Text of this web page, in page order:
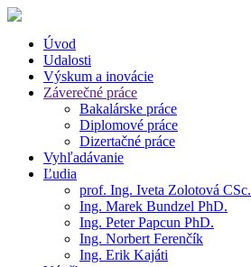
Úvod
Udalosti
Výskum a inovácie
Záverečné práce
Bakalárske práce
Diplomové práce
Dizertačné práce
Vyhľadávanie
Ľudia
prof. Ing. Iveta Zolotová CSc.
Ing. Marek Bundzel PhD.
Ing. Peter Papcun PhD.
Ing. Norbert Ferenčík
Ing. Erik Kajáti